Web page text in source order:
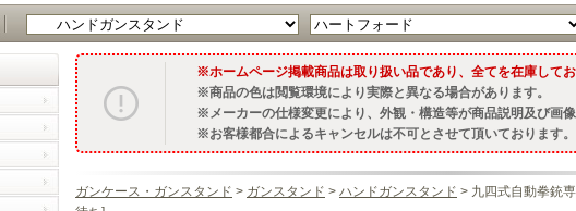
ホームページ掲載商品は取り扱い品であり、全てを在庫して
商品の色は閲覧環境により実際と異なる場合があります。
メーカーの仕様変更により、外観・構造等が商品説明及び画
お客様都合によるキャンセルは不可とさせて頂いております
ガンケース・ガンスタンド > ガンスタンド > ハンドガンスタンド > 九四式自動拳銃